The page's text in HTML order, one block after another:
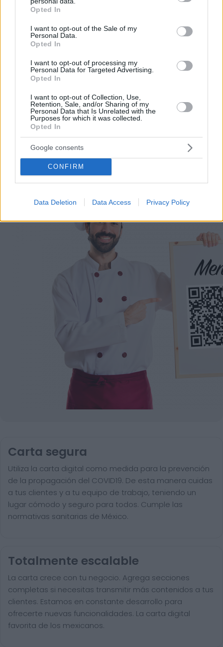
grant or deny consent to Google and its third-party tags to
use your data for below specified purposes in below Google
consent section.
Opted In
I want to opt-out of the Sale of my
Personal Data.
Opted In
I want to opt-out of processing my
Personal Data for Targeted Advertising.
Opted In
I want to opt-out of Collection, Use,
Retention, Sale, and/or Sharing of my
Personal Data that Is Unrelated with the
Purposes for which it was collected.
Opted In
Google consents
CONFIRM
Data Deletion Data Access Privacy Policy
procesos complicados, solo hay que escanear
un código QR.
Por eso hemos diseñado un sistema capaz de
ayudar a tu negocio a adaptarse a las
circunstancias actuales que nuestro país está
que pueden ayudarte a aminorar las cargas de
trabajo en tu negocio o empresa para que
puedas ofrecer a tus clientes la seguridad y el
apoyo que merecen. Llega la transformación
digital para quedarse. Menú digital QR para el
sector gastronómico de México con Recafy.
Carta segura
Utiliza la carta digital como medida para la prevención
de la propagación del COVID19. De esta manera cuidas
a tus clientes y a tu equipo de trabajo, teniendo un
lugar cómodo y seguro para todos. Cumple las
normativas sanitarias de México.
Totalmente escalable
La carta crece con tu negocio. Agrega secciones
completas si necesitas transmitir más contenidos a tus
clientes. Estamos en constante desarrollo para
ofrecerte nuevas funcionalidades. La carta digital
favorita de los mexicanos.